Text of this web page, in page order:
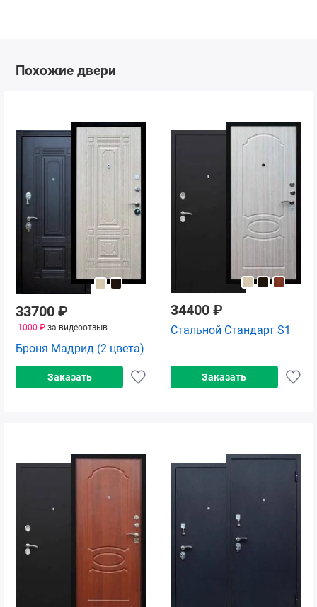
Похожие двери
33700 ₽
-1000 ₽ за видеоотзыв
Броня Мадрид (2 цвета)
Заказать
34400 ₽
Стальной Стандарт S1
Заказать